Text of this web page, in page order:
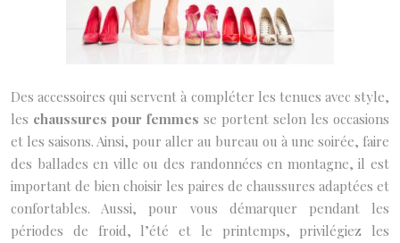
Des accessoires qui servent à compléter les tenues avec style,
les chaussures pour femmes se portent selon les occasions
et les saisons. Ainsi, pour aller au bureau ou à une soirée, faire
des ballades en ville ou des randonnées en montagne, il est
important de bien choisir les paires de chaussures adaptées et
confortables. Aussi, pour vous démarquer pendant les
périodes de froid, l’été et le printemps, privilégiez les